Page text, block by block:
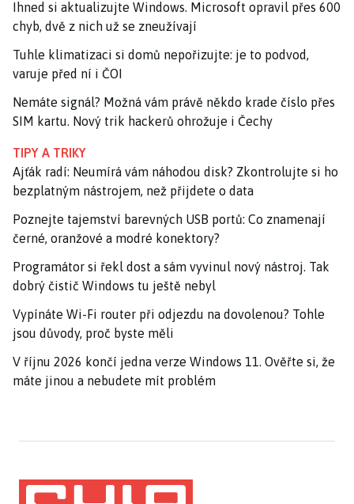
Ihned si aktualizujte Windows. Microsoft opravil přes 600
chyb, dvě z nich už se zneužívají
Tuhle klimatizaci si domů nepořizujte: je to podvod,
varuje před ní i ČOI
Nemáte signál? Možná vám právě někdo krade číslo přes
SIM kartu. Nový trik hackerů ohrožuje i Čechy
TIPY A TRIKY
Ajťák radí: Neumírá vám náhodou disk? Zkontrolujte si ho
bezplatným nástrojem, než přijdete o data
Poznejte tajemství barevných USB portů: Co znamenají
černé, oranžové a modré konektory?
Programátor si řekl dost a sám vyvinul nový nástroj. Tak
dobrý čistič Windows tu ještě nebyl
Vypínáte Wi-Fi router při odjezdu na dovolenou? Tohle
jsou důvody, proč byste měli
V říjnu 2026 končí jedna verze Windows 11. Ověřte si, že
máte jinou a nebudete mít problém